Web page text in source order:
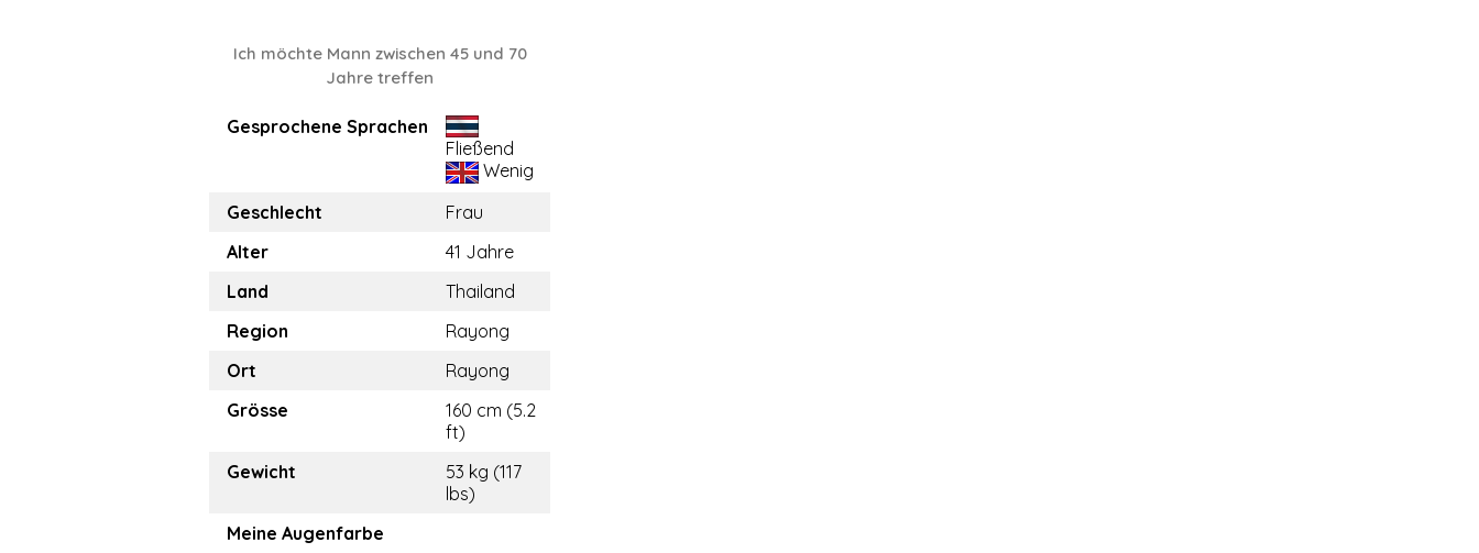
Ich möchte Mann zwischen 45 und 70
Jahre treffen
Gesprochene Sprachen
Fließend
Wenig
Geschlecht
Frau
Alter
41 Jahre
Land
Thailand
Region
Rayong
Ort
Rayong
Grösse
160 cm (5.2
ft)
Gewicht
53 kg (117
lbs)
Meine Augenfarbe